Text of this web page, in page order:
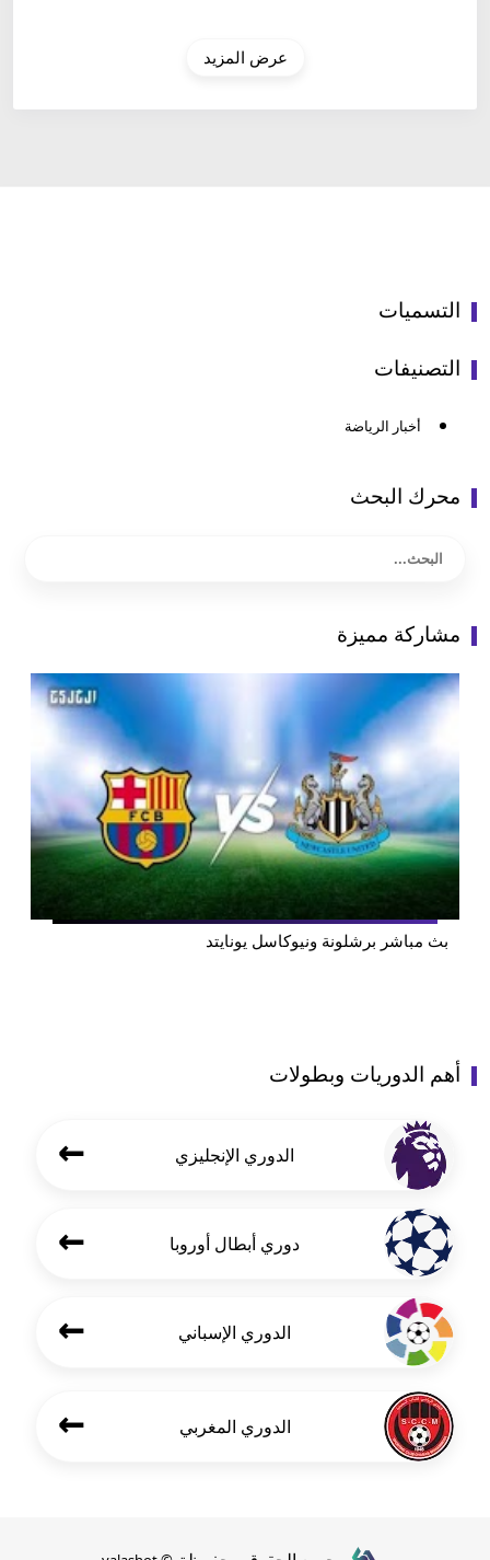
عرض المزيد
التسميات
التصنيفات
أخبار الرياضة
محرك البحث
مشاركة مميزة
بث مباشر برشلونة ونيوكاسل يونايتد
أهم الدوريات وبطولات
الدوري الإنجليزي ←
دوري أبطال أوروبا ←
الدوري الإسباني ←
الدوري المغربي ←